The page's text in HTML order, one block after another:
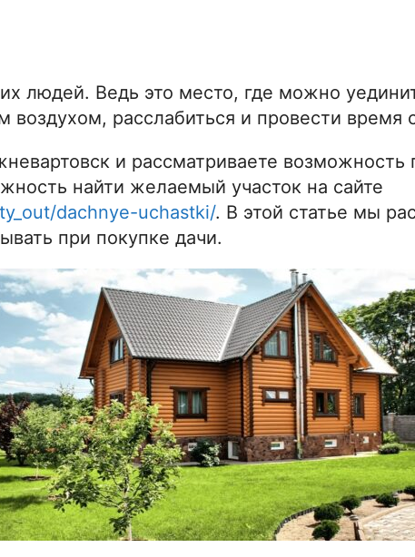
людей. Ведь это место, где можно
воздухом, расслабиться и провести время
и рассматриваете возможность
найти желаемый участок на сайте
dachnye-uchastki/. В этой статье мы
при покупке дачи.